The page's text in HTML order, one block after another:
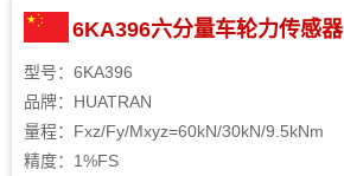
6KA396六分量车轮力传感器
型号：6KA396
品牌：HUATRAN
量程：Fxz/Fy/Mxyz=60kN/30kN/9.5kNm
精度：1%FS